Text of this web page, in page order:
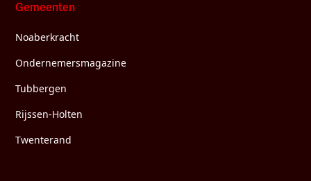
Gemeenten
Noaberkracht
Ondernemersmagazine
Tubbergen
Rijssen-Holten
Twenterand